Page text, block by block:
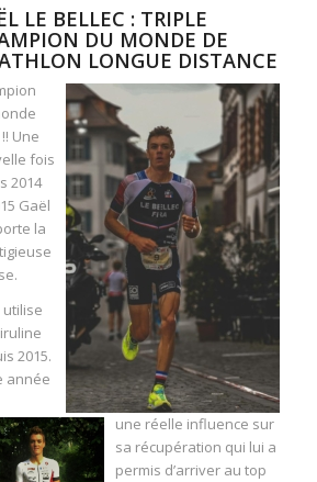
LE BELLEC : TRIPLE
DU MONDE DE
LONGUE DISTANCE
Une
fois
2014
Gaël
la
utilise
2015.
année
une réelle influence sur
sa récupération qui lui a
permis d’arriver au top